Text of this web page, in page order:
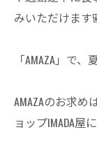
みいただけます
「AMAZA」で
AMAZAのお求
ョップIMADA屋